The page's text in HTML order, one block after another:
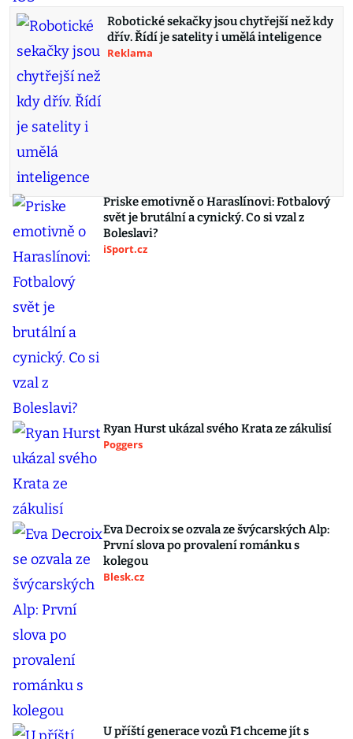
Robotické sekačky jsou chytřejší než kdy
dřív. Řídí je satelity i umělá inteligence
Reklama
Priske emotivně o Haraslínovi: Fotbalový
svět je brutální a cynický. Co si vzal z
Boleslavi?
iSport.cz
Ryan Hurst ukázal svého Krata ze zákulisí
Poggers
Eva Decroix se ozvala ze švýcarských Alp:
První slova po provalení románku s
kolegou
Blesk.cz
U příští generace vozů F1 chceme jít s